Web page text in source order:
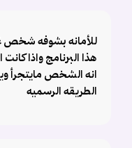
للأمانه بشوفه شخص
هذا البرنامج واذا
انه الشخص مايتجرأ
الطريقه الرسميه